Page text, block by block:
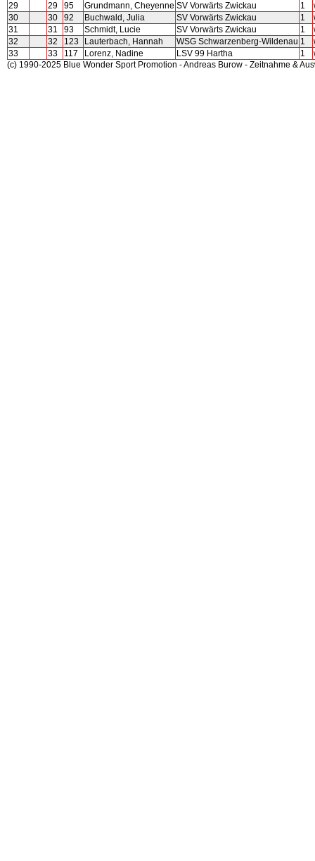
29
29 95 Grundmann, Cheyenne SV Vorwärts Zwickau 1
30
30 92 Buchwald, Julia SV Vorwärts Zwickau 1
31
31 93 Schmidt, Lucie SV Vorwärts Zwickau 1
32
32 123 Lauterbach, Hannah WSG Schwarzenberg-Wildenau 1
33
33 117 Lorenz, Nadine LSV 99 Hartha 1
(c) 1990-2025 Blue Wonder Sport Promotion - Andreas Burow - Zeitnahme &